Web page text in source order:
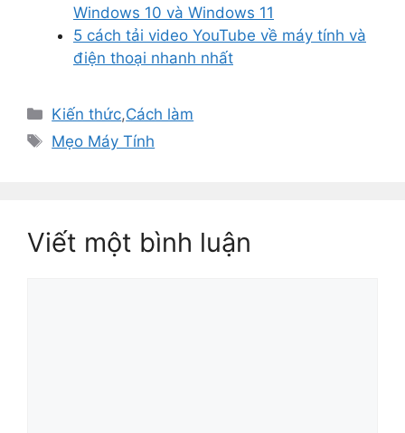
Windows 10 và Windows 11
5 cách tải video YouTube về máy tính và
điện thoại nhanh nhất
Danh
mục
Kiến thức,Cách làm
Thẻ
Mẹo Máy Tính
Viết một bình luận